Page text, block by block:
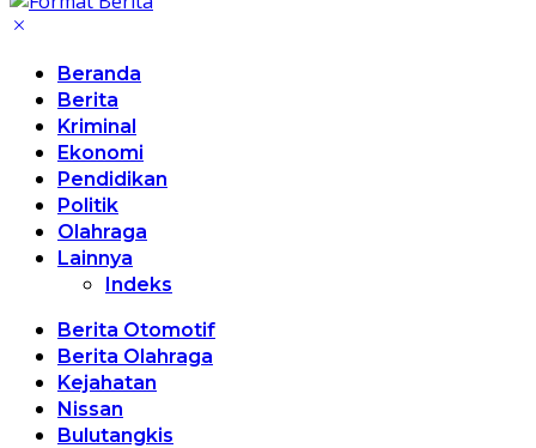
Beranda
Berita
Kriminal
Ekonomi
Pendidikan
Politik
Olahraga
Lainnya
Indeks
Berita Otomotif
Berita Olahraga
Kejahatan
Nissan
Bulutangkis